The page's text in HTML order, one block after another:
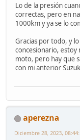
Lo de la presión
correctas, pero en
1000km y ya se lo
Gracias por todo, y
concesionario, estoy
moto, pero hay que
con mi anterior
aperezna
Diciembre 28, 2023,